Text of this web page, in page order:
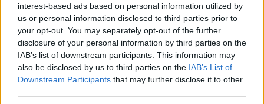
interest-based ads based on personal information utilized by
us or personal information disclosed to third parties prior to
your opt-out. You may separately opt-out of the further
disclosure of your personal information by third parties on the
IAB’s list of downstream participants. This information may
also be disclosed by us to third parties on the IAB’s List of
Downstream Participants that may further disclose it to other
Continua a leggere